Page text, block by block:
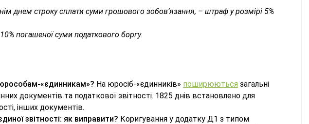
днем строку сплати суми грошового зобов’язання, – штраф у розмірі 5%
погашеної суми податкового боргу.
юрособам-«єдинникам»? На юросіб-«єдинників» поширюються загальні
документів та податкової звітності. 1825 днів встановлено для
інших документів.
звітності: як виправити? Коригування у додатку Д1 з типом